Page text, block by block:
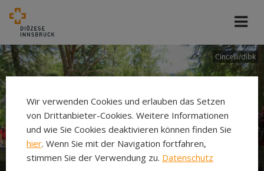
Cincelli/dibk
Wir verwenden Cookies und erlauben das Setzen
von Drittanbieter-Cookies. Weitere Informationen
und wie Sie Cookies deaktivieren können finden Sie
hier. Wenn Sie mit der Navigation fortfahren,
stimmen Sie der Verwendung zu. Datenschutz